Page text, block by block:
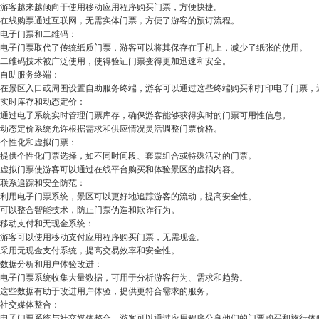
游客越来越倾向于使用移动应用程序购买门票，方便快捷。
在线购票通过互联网，无需实体门票，方便了游客的预订流程。
电子门票和二维码：
电子门票取代了传统纸质门票，游客可以将其保存在手机上，减少了纸张的使用。
二维码技术被广泛使用，使得验证门票变得更加迅速和安全。
自助服务终端：
在景区入口或周围设置自助服务终端，游客可以通过这些终端购买和打印电子门票，
实时库存和动态定价：
通过电子系统实时管理门票库存，确保游客能够获得实时的门票可用性信息。
动态定价系统允许根据需求和供应情况灵活调整门票价格。
个性化和虚拟门票：
提供个性化门票选择，如不同时间段、套票组合或特殊活动的门票。
虚拟门票使游客可以通过在线平台购买和体验景区的虚拟内容。
联系追踪和安全防范：
利用 电子门票系统 ，景区可以更好地追踪游客的流动，提高安全性。
可以整合智能技术，防止门票伪造和欺诈行为。
移动支付和无现金系统：
游客可以使用移动支付应用程序购买门票，无需现金。
采用无现金支付系统，提高交易效率和安全性。
数据分析和用户体验改进：
电子门票系统收集大量数据，可用于分析游客行为、需求和趋势。
这些数据有助于改进用户体验，提供更符合需求的服务。
社交媒体整合：